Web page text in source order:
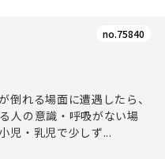
no.75840
倒れる場面に遭遇したら、
人の意識・呼吸がない場
児・乳児で少しず...